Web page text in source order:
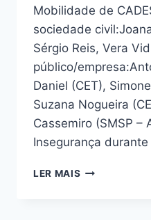
Mobilidade de
sociedade
Sérgio Reis, Vera
público/
Daniel (CET),
Suzana Nogueira
Cassemiro (SMSP –
Insegurança
LER MAIS MEMÓRIA